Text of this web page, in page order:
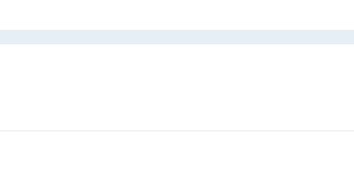
tra arte e scienza e io spero di